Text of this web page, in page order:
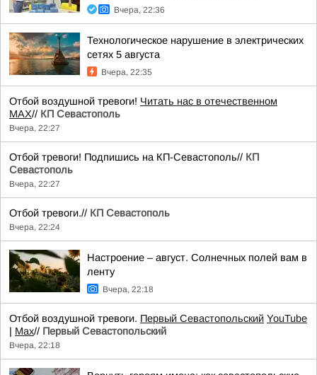
Вчера, 22:36
Технологическое нарушение в электрических
сетях 5 августа
Вчера, 22:35
Отбой воздушной тревоги! Читать нас в отечественном
MAX// КП Севастополь
Вчера, 22:27
Отбой тревоги! Подпишись на КП-Севастополь// КП
Севастополь
Вчера, 22:27
Отбой тревоги.// КП Севастополь
Вчера, 22:24
Настроение – август. Солнечных полей вам в
ленту
Вчера, 22:18
Отбой воздушной тревоги. Первый Севастопольский YouTube
| Max// Первый Севастопольский
Вчера, 22:18